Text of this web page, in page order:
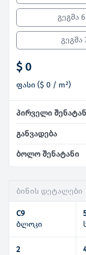
გეგმა 6
გეგმა
$ 0
ფასი ($ 0 / m²)
პირველი
განვადება
ბოლო შენატანი
ბინის დეტალები
C9
ბლოკი
2